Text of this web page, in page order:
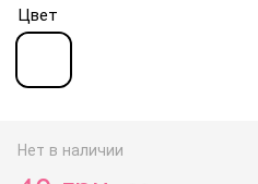
Цвет
Нет в наличии